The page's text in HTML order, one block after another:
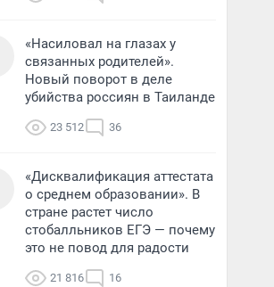
«Насиловал на глазах у
связанных родителей».
Новый поворот в деле
убийства россиян в Таиланде
23 512 36
«Дисквалификация аттестата
о среднем образовании». В
стране растет число
стобалльников ЕГЭ — почему
это не повод для радости
21 816 16